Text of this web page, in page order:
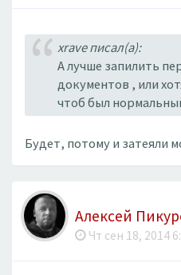
xrave писал(а):
А лучше запилить
документов , или
чтоб был
Будет, потому и затеяли
Алексей
Чт сен 18, 2014